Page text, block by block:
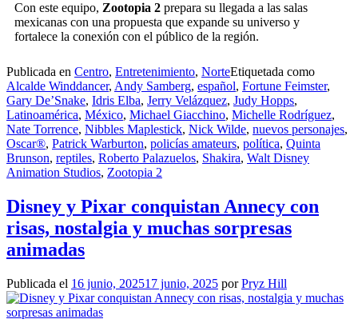
Con este equipo, Zootopia 2 prepara su llegada a las salas
mexicanas con una propuesta que expande su universo y
fortalece la conexión con el público de la región.
Publicada en Centro, Entretenimiento, NorteEtiquetada como
Alcalde Winddancer, Andy Samberg, español, Fortune Feimster,
Gary De’Snake, Idris Elba, Jerry Velázquez, Judy Hopps,
Latinoamérica, México, Michael Giacchino, Michelle Rodríguez,
Nate Torrence, Nibbles Maplestick, Nick Wilde, nuevos personajes,
Oscar®, Patrick Warburton, policías amateurs, política, Quinta
Brunson, reptiles, Roberto Palazuelos, Shakira, Walt Disney
Animation Studios, Zootopia 2
Disney y Pixar conquistan Annecy con
risas, nostalgia y muchas sorpresas
animadas
Publicada el 16 junio, 202517 junio, 2025 porPryz Hill